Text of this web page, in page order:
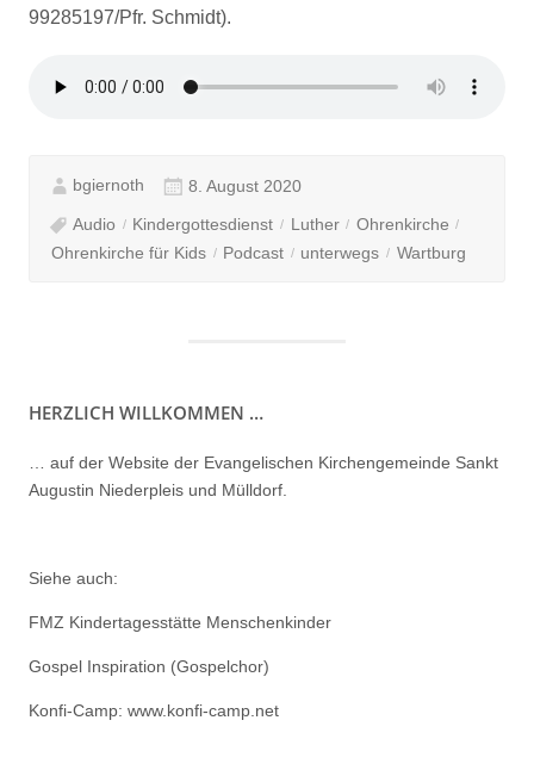
99285197/Pfr. Schmidt).
bgiernoth 8. August 2020
Audio Kindergottesdienst Luther
Ohrenkirche
Ohrenkirche für Kids
Podcast unterwegs Wartburg
HERZLICH WILLKOMMEN …
… auf der Website der Evangelischen Kirchengemeinde Sankt
Augustin Niederpleis und Mülldorf.
Siehe auch:
FMZ Kindertagesstätte Menschenkinder
Gospel Inspiration (Gospelchor)
Konfi-Camp: www.konfi-camp.net